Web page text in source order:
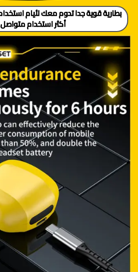
أكثر استخدام متواصل